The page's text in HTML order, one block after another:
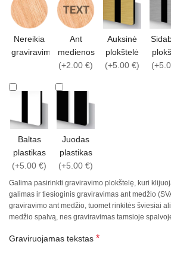
Nereikia
graviravimo
Ant
medienos
(+2.00 €)
Auksinė
plokštelė
(+5.00 €)
Baltas
plastikas
(+5.00 €)
Juodas
plastikas
(+5.00 €)
Galima pasirinkti graviravimo plokštelę, kuri
galimas ir tiesioginis graviravimas ant medžio
graviravimo ant medžio, tuomet rinkitės šviesiai
medžio spalvą, nes graviravimas tamsioje
Graviruojamas tekstas *